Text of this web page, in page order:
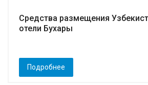
Средства размещения
отели Бухары
Подробнее